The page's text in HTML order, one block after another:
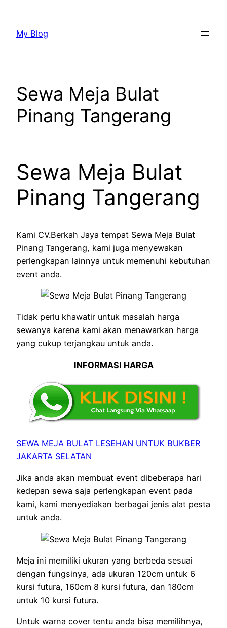
konten
My Blog
Sewa Meja Bulat
Pinang Tangerang
Sewa Meja Bulat
Pinang Tangerang
Kami CV.Berkah Jaya tempat Sewa Meja Bulat
Pinang Tangerang, kami juga menyewakan
perlengkapan lainnya untuk memenuhi kebutuhan
event anda.
Tidak perlu khawatir untuk masalah harga
sewanya karena kami akan menawarkan harga
yang cukup terjangkau untuk anda.
INFORMASI HARGA
SEWA MEJA BULAT LESEHAN UNTUK BUKBER
JAKARTA SELATAN
Jika anda akan membuat event dibeberapa hari
kedepan sewa saja perlengkapan event pada
kami, kami menyediakan berbagai jenis alat pesta
untuk anda.
Meja ini memiliki ukuran yang berbeda sesuai
dengan fungsinya, ada ukuran 120cm untuk 6
kursi futura, 160cm 8 kursi futura, dan 180cm
untuk 10 kursi futura.
Untuk warna cover tentu anda bisa memilihnya,